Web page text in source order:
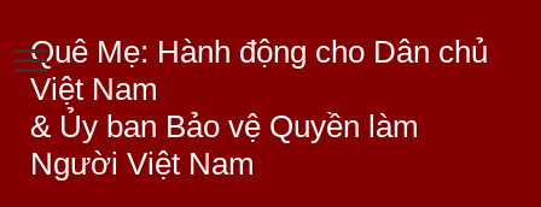
Quê Mẹ: Hành động cho Dân chủ
Việt Nam
& Ủy ban Bảo vệ Quyền làm
Người Việt Nam